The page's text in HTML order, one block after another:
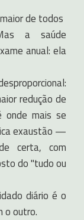
de todos
a saúde
anual: ela
redução de
onde mais se
exaustão —
certa, com
do "tudo ou
diário é o
o outro.